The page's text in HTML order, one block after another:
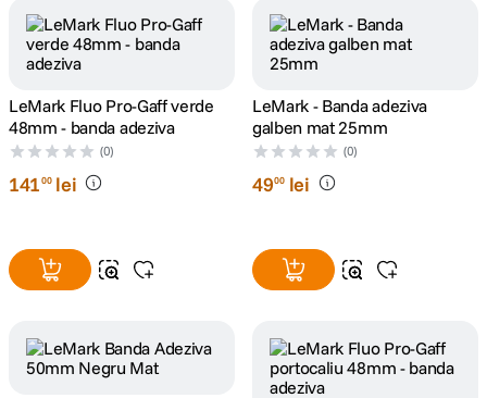
4 peak design
5. canon sx740 hs
6 lavaliera
8. card memorie
10. dji osmo
LeMark Fluo Pro-Gaff verde
48mm - banda adeziva
(0)
14100 lei
LeMark - Banda adeziva
galben mat 25mm
(0)
4900 lei